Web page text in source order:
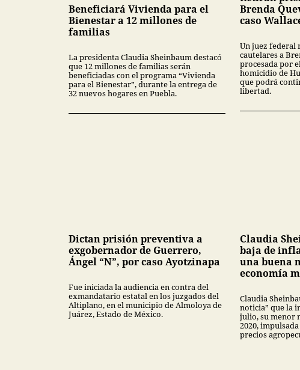
Beneficiará Vivienda para el
Bienestar a 12 millones de
familias
La presidenta Claudia Sheinbaum destacó
que 12 millones de familias serán
beneficiadas con el programa “Vivienda
para el Bienestar”, durante la entrega de
32 nuevos hogares en Puebla.
Brenda
caso
Un juez federal
cautelares a
procesada por
homicidio de
que podrá
libertad.
Dictan prisión preventiva a
exgobernador de Guerrero,
Ángel “N”, por caso Ayotzinapa
Fue iniciada la audiencia en contra del
exmandatario estatal en los juzgados del
Altiplano, en el municipio de Almoloya de
Juárez, Estado de México.
Claudia
baja de
una buena
economía
Claudia
noticia” que la
julio, su menor
2020,
precios